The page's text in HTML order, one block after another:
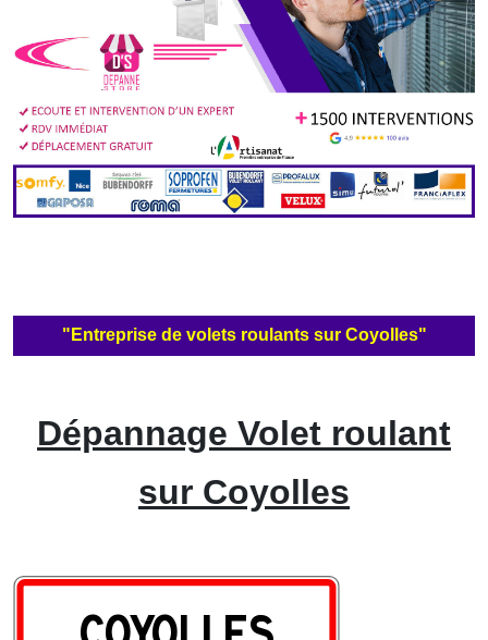
"Entreprise de volets roulants sur Coyolles"
Dépannage Volet roulant
sur Coyolles